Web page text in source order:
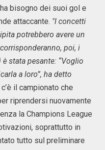
bisogno dei suoi gol e
attaccante. "I concetti
potrebbero avere un
poi, i
stata pesante: “Voglio
a loro”, ha detto
il campionato che
riprendersi nuovamente
la Champions League
soprattutto in
tutto sul preliminare